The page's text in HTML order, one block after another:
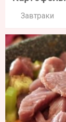
Завтраки